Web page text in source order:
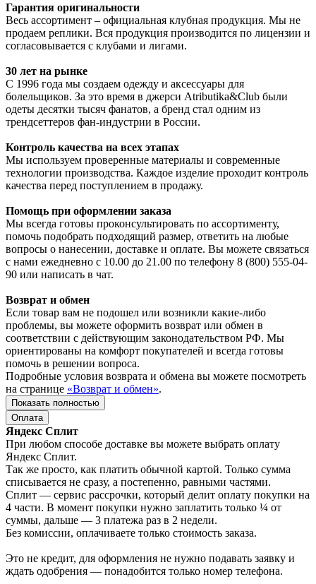
Гарантия оригинальности
Весь ассортимент – официальная клубная продукция. Мы не
продаем реплики. Вся продукция производится по лицензии и
согласовывается с клубами и лигами.
30 лет на рынке
С 1996 года мы создаем одежду и аксессуары для
болельщиков. За это время в джерси Atributika&Club были
одеты десятки тысяч фанатов, а бренд стал одним из
трендсеттеров фан-индустрии в России.
Контроль качества на всех этапах
Мы используем проверенные материалы и современные
технологии производства. Каждое изделие проходит контроль
качества перед поступлением в продажу.
Помощь при оформлении заказа
Мы всегда готовы проконсультировать по ассортименту,
помочь подобрать подходящий размер, ответить на любые
вопросы о нанесении, доставке и оплате. Вы можете связаться
с нами ежедневно с 10.00 до 21.00 по телефону 8 (800) 555-04-
90 или написать в чат.
Возврат и обмен
Если товар вам не подошел или возникли какие-либо
проблемы, вы можете оформить возврат или обмен в
соответствии с действующим законодательством РФ. Мы
ориентированы на комфорт покупателей и всегда готовы
помочь в решении вопроса.
Подробные условия возврата и обмена вы можете посмотреть
на странице «Возврат и обмен».
Показать полностью
Оплата
Яндекс Сплит
При любом способе доставке вы можете выбрать оплату
Яндекс Сплит.
Так же просто, как платить обычной картой. Только сумма
списывается не сразу, а постепенно, равными частями.
Сплит — сервис рассрочки, который делит оплату покупки на
4 части. В момент покупки нужно заплатить только ¼ от
суммы, дальше — 3 платежа раз в 2 недели.
Без комиссии, оплачиваете только стоимость заказа.
Это не кредит, для оформления не нужно подавать заявку и
ждать одобрения — понадобится только номер телефона.